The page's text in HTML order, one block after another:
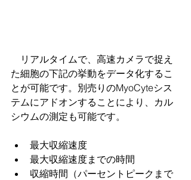
リアルタイムで、高速カメラで捉え
た細胞の下記の挙動をデータ化するこ
とが可能です。別売りのMyoCyteシス
テムにアドオンすることにより、カル
シウムの測定も可能です。
最大収縮速度
最大収縮速度までの時間
収縮時間（パーセントピークまで